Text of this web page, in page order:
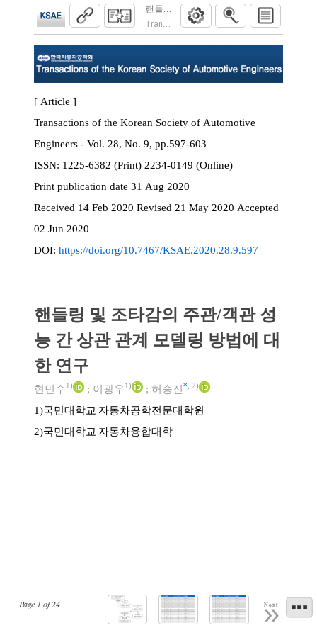
핸들링 및 조타감의 주관/객관 성능 간 상
Transactions of the Korean Society of
Page 1 of24 Next
[ Article ]
Transactions of the Korean Society of Automotive
Engineers - Vol. 28, No. 9, pp.597-603
ISSN:
1225-6382 (Print) 2234-0149 (Online)
Print publication date 31 Aug 2020
Received 14 Feb 2020 Revised 21 May 2020 Accepted
02 Jun 2020
DOI: https://doi.org/10.7467/KSAE.2020.28.9.597
핸들링 및 조타감의 주관/객관 성
능 간 상관 관계 모델링 방법에 대
한 연구
현민수1) ; 이광우1) ; 허승진* 2)
1)국민대학교 자동차공학전문대학원
2)국민대학교 자동차융합대학